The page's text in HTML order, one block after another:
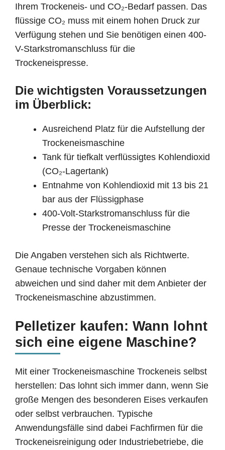
Ihrem Trockeneis- und CO₂-Bedarf passen. Das
flüssige CO₂ muss mit einem hohen Druck zur
Verfügung stehen und Sie benötigen einen 400-
V-Starkstromanschluss für die
Trockeneispresse.
Die wichtigsten Voraussetzungen
im Überblick:
Ausreichend Platz für die Aufstellung der
Trockeneismaschine
Tank für tiefkalt verflüssigtes Kohlendioxid
(CO₂-Lagertank)
Entnahme von Kohlendioxid mit 13 bis 21
bar aus der Flüssigphase
400-Volt-Starkstromanschluss für die
Presse der Trockeneismaschine
Die Angaben verstehen sich als Richtwerte.
Genaue technische Vorgaben können
abweichen und sind daher mit dem Anbieter der
Trockeneismaschine abzustimmen.
Pelletizer kaufen: Wann lohnt
sich eine eigene Maschine?
Mit einer Trockeneismaschine Trockeneis selbst
herstellen: Das lohnt sich immer dann, wenn Sie
große Mengen des besonderen Eises verkaufen
oder selbst verbrauchen. Typische
Anwendungsfälle sind dabei Fachfirmen für die
Trockeneisreinigung oder Industriebetriebe, die